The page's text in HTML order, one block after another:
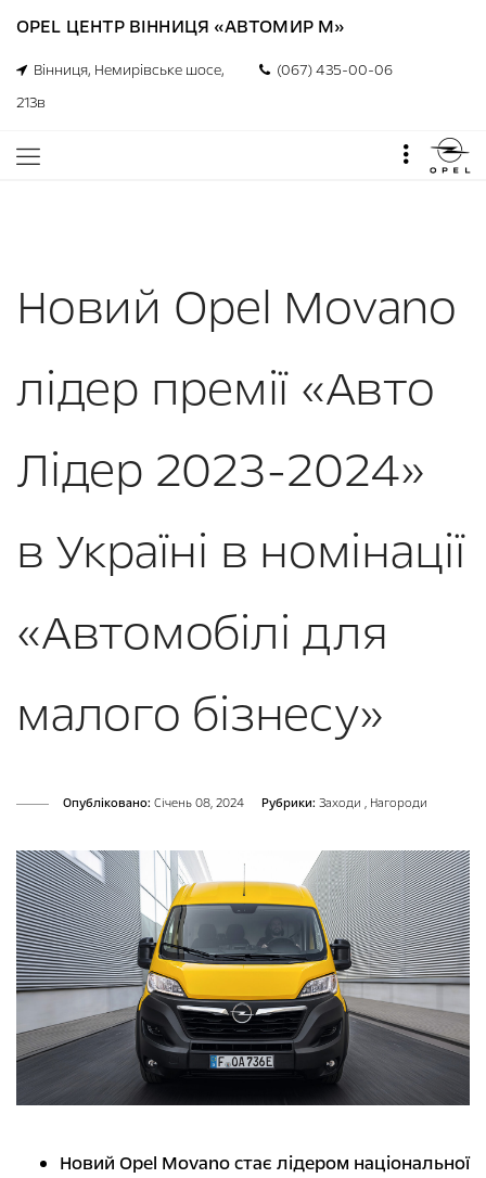
OPEL ЦЕНТР ВІННИЦЯ «АВТОМИР М»
Вінниця, Немирівське шосе,
213в
(067) 435-00-06
Новий Opel Movano
лідер премії «Авто
Лідер 2023-2024»
в Україні в номінації
«Автомобілі для
малого бізнесу»
Опубліковано: Cічень 08, 2024 Рубрики: Заходи , Нагороди
Новий Opel Movano стає лідером національної